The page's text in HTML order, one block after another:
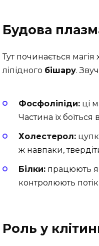
Будова
Тут починається
ліпідного бішару.
Фосфоліпіди: ці
Частина їх боїться
Холестерол:
ж навпаки,
Білки: працюють
контролюють
Роль у